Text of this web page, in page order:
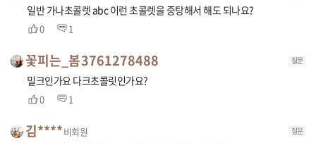
일반 가나초콜렛 abc 이런 초콜렛을 중탕해서 해도 되나요?
0 1
꽃피는_봄3761278488 질문
밀크인가요 다크초콜릿인가요?
0 1
김****비회원 질문